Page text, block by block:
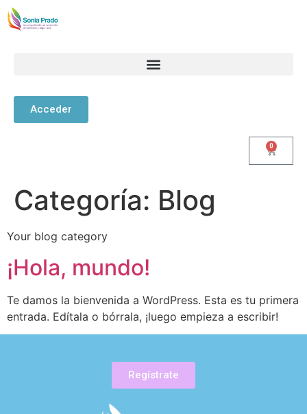
Acceder
0
Categoría: Blog
Your blog category
¡Hola, mundo!
Te damos la bienvenida a WordPress. Esta es tu primera
entrada. Edítala o bórrala, ¡luego empieza a escribir!
Regístrate